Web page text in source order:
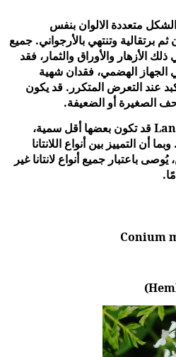
متعددة الالوان بنفس
برتقالية وتنتهي بالأرجواني. جميع
الأزهار والأوراق والثمار، فقد
الهضمي، فقدان شهية
عند التعرض المتكرر. قد يكون
الصغيرة أو الضعيفة.
مجموعة أنواع Lantana spp قد تكون بعضها أقل سمية،
التمييز بين أنواع اللانتانا
باعتبار جميع أنواع لانتانا غير